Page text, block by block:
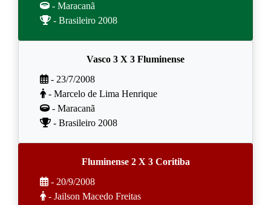
- Maracanã
- Brasileiro 2008
Vasco 3 X 3 Fluminense
- 23/7/2008
- Marcelo de Lima Henrique
- Maracanã
- Brasileiro 2008
Fluminense 2 X 3 Coritiba
- 20/9/2008
- Jailson Macedo Freitas